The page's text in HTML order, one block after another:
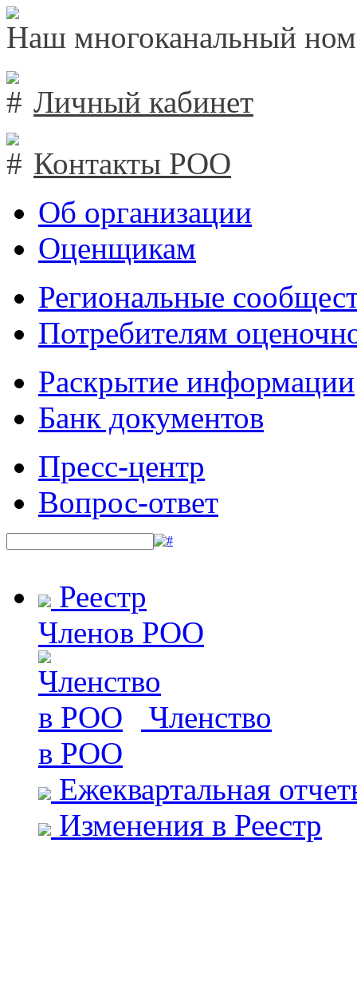
Наш многоканальный
Личный кабинет
Контакты РОО
Об организации
Оценщикам
Региональные
Потребителям
Раскрытие информации
Банк документов
Пресс-центр
Вопрос-ответ
Реестр
Членов РОО
Членство
в РОО
Ежеквартальная
Изменения в Реестр